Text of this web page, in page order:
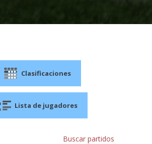
Clasificaciones
Lista de jugadores
Buscar partidos